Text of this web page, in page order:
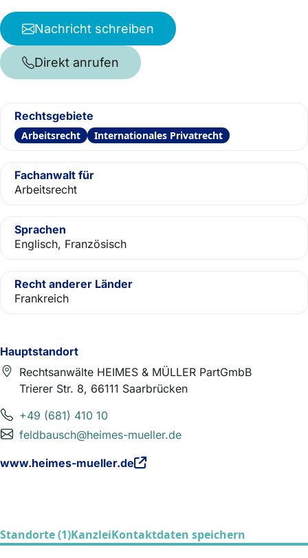
Hauptstandort
Rechtsanwälte HEIMES & MÜLLER PartGmbB
Trierer Str. 8, 66111 Saarbrücken
+49 (681) 410 10
feldbausch@heimes-mueller.de
www.heimes-mueller.de
Nachricht schreiben
Direkt anrufen
Rechtsgebiete
Arbeitsrecht Internationales Privatrecht
Fachanwalt für
Arbeitsrecht
Sprachen
Englisch, Französisch
Recht anderer Länder
Frankreich
Standorte (1)KanzleiKontaktdaten speichern